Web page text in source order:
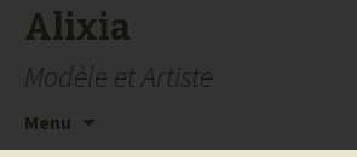
Alixia
Modèle et Artiste
Menu